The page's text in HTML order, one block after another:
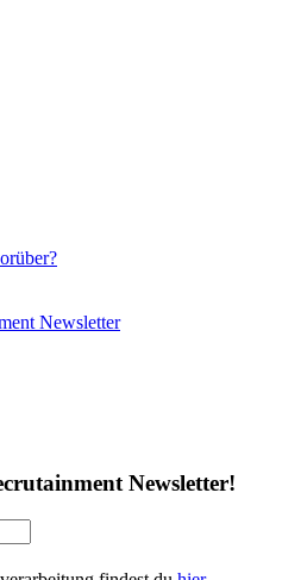
Newsletter
Newsletter!